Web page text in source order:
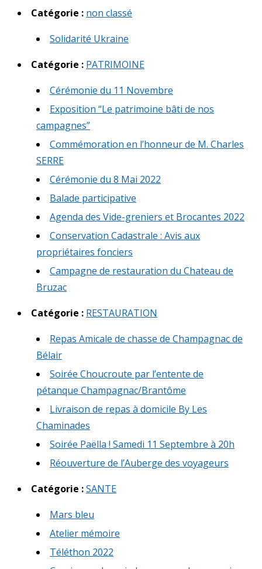
Catégorie : non classé
Solidarité Ukraine
Catégorie : PATRIMOINE
Cérémonie du 11 Novembre
Exposition “Le patrimoine bâti de nos
campagnes”
Commémoration en l’honneur de M. Charles
SERRE
Cérémonie du 8 Mai 2022
Balade participative
Agenda des Vide-greniers et Brocantes 2022
Conservation Cadastrale : Avis aux
propriétaires fonciers
Campagne de restauration du Chateau de
Bruzac
Catégorie : RESTAURATION
Repas Amicale de chasse de Champagnac de
Bélair
Soirée Choucroute par l’entente de
pétanque Champagnac/Brantôme
Livraison de repas à domicile By Les
Chaminades
Soirée Paëlla ! Samedi 11 Septembre à 20h
Réouverture de l’Auberge des voyageurs
Catégorie :SANTE
Mars bleu
Atelier mémoire
Téléthon 2022